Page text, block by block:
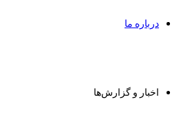
درباره ما
اخبار و گزارش‌ها